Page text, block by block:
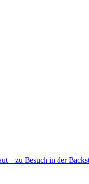
– zu Besuch in der